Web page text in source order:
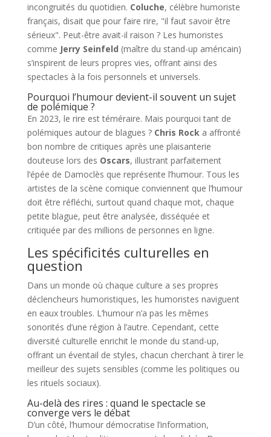
incongruités du quotidien. Coluche, célèbre humoriste
français, disait que pour faire rire, "il faut savoir être
sérieux". Peut-être avait-il raison ? Les humoristes
comme Jerry Seinfeld (maître du stand-up américain)
s’inspirent de leurs propres vies, offrant ainsi des
spectacles à la fois personnels et universels.
Pourquoi l’humour devient-il souvent un sujet
de polémique ?
En 2023, le rire est téméraire. Mais pourquoi tant de
polémiques autour de blagues ? Chris Rocka affronté
bon nombre de critiques après une plaisanterie
douteuse lors des Oscars, illustrant parfaitement
l’épée de Damoclès que représente l’humour. Tous les
artistes de la scène comique conviennent que l’humour
doit être réfléchi, surtout quand chaque mot, chaque
petite blague, peut être analysée, disséquée et
critiquée par des millions de personnes en ligne.
Les spécificités culturelles en
question
Dans un monde où chaque culture a ses propres
déclencheurs humoristiques, les humoristes naviguent
en eaux troubles. L’humour n’a pas les mêmes
sonorités d’une région à l’autre. Cependant, cette
diversité culturelle enrichit le monde du stand-up,
offrant un éventail de styles, chacun cherchant à tirer le
meilleur des sujets sensibles (comme les politiques ou
les rituels sociaux).
Au-delà des rires : quand le spectacle se
converge vers le débat
D’un côté, l’humour démocratise l’information,